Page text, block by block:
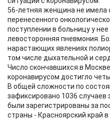
56-летняя женщина не имела
перенесенного
поступлении в больницу у
левосторонняя пневмония.
нарастающих явлениях
том числе дыхательной и
Число скончавшихся в
коронавирусом достигло
В общей сложности по
зафиксировано 1036 случаев
были зарегистрированы за
страны - Красноярский край